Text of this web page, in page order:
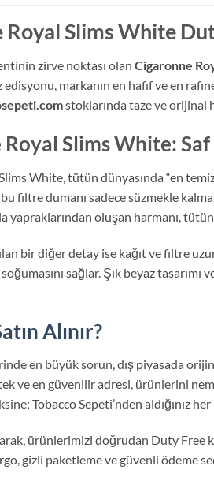
Royal Slims White
zirve noktası olan Cigaronne
markanın en hafif ve en
stoklarında taze ve orijinal
Slims White:
White, tütün dünyasında “en
filtre dumanı sadece süzmekle
yapraklarından oluşan harmanı,
bir diğer detay ise kağıt ve filtre
sağlar. Şık beyaz
Alınır?
en büyük sorun, dış piyasada
ve en güvenilir adresi, ürünlerini nem
Tobacco Sepeti’nden aldığınız
ürünlerimizi doğrudan Duty Free
gizli paketleme ve güvenli